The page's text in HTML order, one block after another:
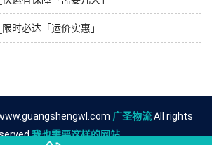
时必达「运价实惠」
广圣物流All rights
我也需要这样的网站